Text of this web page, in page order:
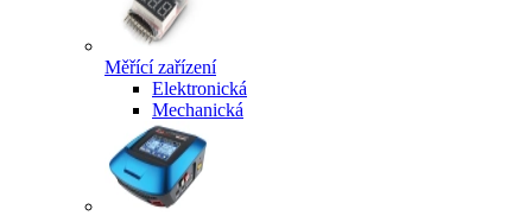
Měřící zařízení
Elektronická
Mechanická